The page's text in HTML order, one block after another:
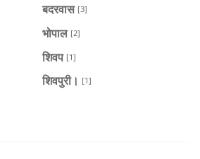
बदरवास [3]
भोपाल [2]
शिवप [1]
शिवपुरी। [1]